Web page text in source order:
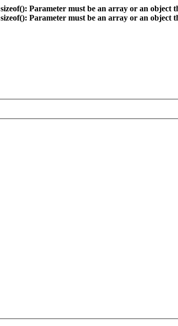
sizeof(): Parameter must be an array or an object
sizeof(): Parameter must be an array or an object